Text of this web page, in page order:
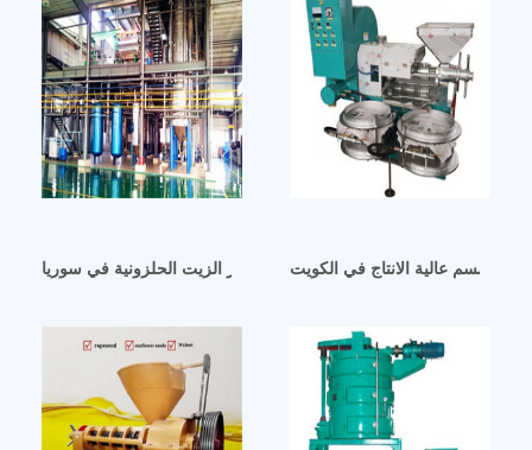
زيت فول الصويا مع آلة عصر الزيت الحلزونية في سوريا
السمسم عالية الانتاج في الكويت